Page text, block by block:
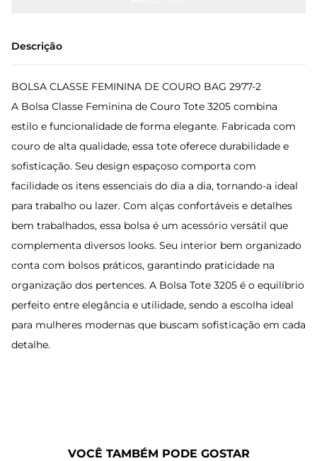
Descrição
BOLSA CLASSE FEMININA DE COURO BAG 2977-2
A Bolsa Classe Feminina de Couro Tote 3205 combina
estilo e funcionalidade de forma elegante. Fabricada com
couro de alta qualidade, essa tote oferece durabilidade e
sofisticação. Seu design espaçoso comporta com
facilidade os itens essenciais do dia a dia, tornando-a ideal
para trabalho ou lazer. Com alças confortáveis e detalhes
bem trabalhados, essa bolsa é um acessório versátil que
complementa diversos looks. Seu interior bem organizado
conta com bolsos práticos, garantindo praticidade na
organização dos pertences. A Bolsa Tote 3205 é o equilíbrio
perfeito entre elegância e utilidade, sendo a escolha ideal
para mulheres modernas que buscam sofisticação em cada
detalhe.
VOCÊ TAMBÉM PODE GOSTAR